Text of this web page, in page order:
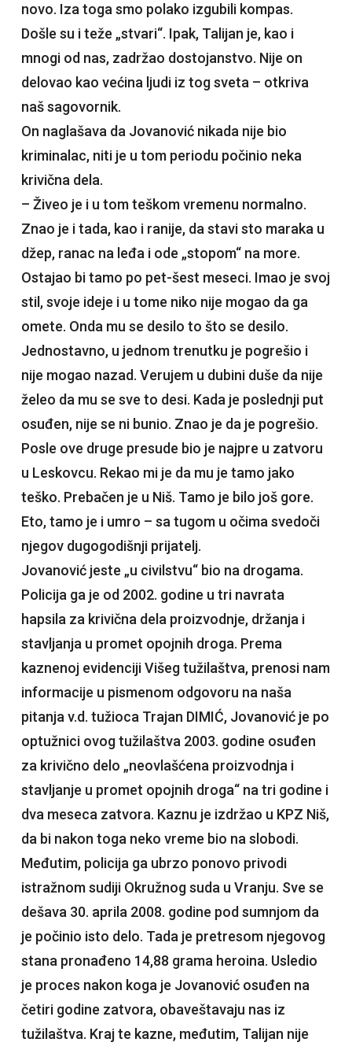
novo. Iza toga smo polako izgubili kompas.
Došle su i teže „stvari“. Ipak, Talijan je, kao i
mnogi od nas, zadržao dostojanstvo. Nije on
delovao kao većina ljudi iz tog sveta – otkriva
naš sagovornik.
On naglašava da Jovanović nikada nije bio
kriminalac, niti je u tom periodu počinio neka
krivična dela.
– Živeo je i u tom teškom vremenu normalno.
Znao je i tada, kao i ranije, da stavi sto maraka u
džep, ranac na leđa i ode „stopom“ na more.
Ostajao bi tamo po pet-šest meseci. Imao je svoj
stil, svoje ideje i u tome niko nije mogao da ga
omete. Onda mu se desilo to što se desilo.
Jednostavno, u jednom trenutku je pogrešio i
nije mogao nazad. Verujem u dubini duše da nije
želeo da mu se sve to desi. Kada je poslednji put
osuđen, nije se ni bunio. Znao je da je pogrešio.
Posle ove druge presude bio je najpre u zatvoru
u Leskovcu. Rekao mi je da mu je tamo jako
teško. Prebačen je u Niš. Tamo je bilo još gore.
Eto, tamo je i umro – sa tugom u očima svedoči
njegov dugogodišnji prijatelj.
Jovanović jeste „u civilstvu“ bio na drogama.
Policija ga je od 2002. godine u tri navrata
hapsila za krivična dela proizvodnje, držanja i
stavljanja u promet opojnih droga. Prema
kaznenoj evidenciji Višeg tužilaštva, prenosi nam
informacije u pismenom odgovoru na naša
pitanja v.d. tužioca Trajan DIMIĆ, Jovanović je po
optužnici ovog tužilaštva 2003. godine osuđen
za krivično delo „neovlašćena proizvodnja i
stavljanje u promet opojnih droga“ na tri godine i
dva meseca zatvora. Kaznu je izdržao u KPZ Niš,
da bi nakon toga neko vreme bio na slobodi.
Međutim, policija ga ubrzo ponovo privodi
istražnom sudiji Okružnog suda u Vranju. Sve se
dešava 30. aprila 2008. godine pod sumnjom da
je počinio isto delo. Tada je pretresom njegovog
stana pronađeno 14,88 grama heroina. Usledio
je proces nakon koga je Jovanović osuđen na
četiri godine zatvora, obaveštavaju nas iz
tužilaštva. Kraj te kazne, međutim, Talijan nije